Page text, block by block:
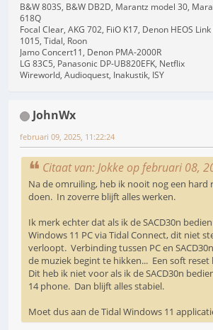
B&W 803S, B&W DB2D, Marantz model 30,
618Q
Focal Clear, AKG 702, FiiO K17, Denon HEOS
1015, Tidal, Roon
Jamo Concert11, Denon PMA-2000R
LG 83C5, Panasonic DP-UB820EFK, Netflix
Wireworld, Audioquest, Inakustik, ISY
JohnWx
februari 09, 2025, 11:22:24
Citaat van: Jokke op februari 08,
Na de omruiling, heb ik nooit nog een hard
doen. In zoverre blijft alles werken.
Ik merk echter dat als ik de SACD30n
Windows 11 PC via Tidal Connect, dit niet
verloopt. Verbinding tussen PC en
de muziek begint te hikken... Een soft reset
Dit heb ik niet voor als ik de SACD30n
14 phone. Dan blijft alles stabiel.
Moet dus aan de Tidal Windows 11